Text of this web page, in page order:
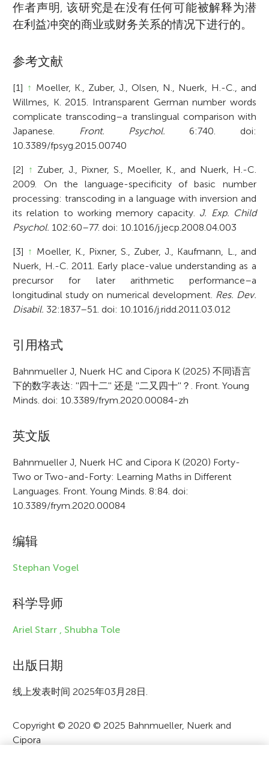
作者声明, 该研究是在没有任何可能被解释为潜
在利益冲突的商业或财务关系的情况下进行的。
参考文献
[1] ↑ Moeller, K., Zuber, J., Olsen, N., Nuerk, H.-C., and
Willmes, K. 2015. Intransparent German number words
complicate transcoding–a translingual comparison with
Japanese. Front. Psychol. 6:740. doi:
10.3389/fpsyg.2015.00740
[2] ↑ Zuber, J., Pixner, S., Moeller, K., and Nuerk, H.-C.
2009. On the language-specificity of basic number
processing: transcoding in a language with inversion and
its relation to working memory capacity. J. Exp. Child
Psychol. 102:60–77. doi: 10.1016/j.jecp.2008.04.003
[3] ↑ Moeller, K., Pixner, S., Zuber, J., Kaufmann, L., and
Nuerk, H.-C. 2011. Early place-value understanding as a
precursor for later arithmetic performance–a
longitudinal study on numerical development. Res. Dev.
Disabil. 32:1837–51. doi: 10.1016/j.ridd.2011.03.012
A
r
t
c
l
e
i
f
o
m
a
i
o
引用格式
Bahnmueller J, Nuerk HC and Cipora K (2025) 不同语言
下的数字表达: ''四十二'' 还是 ''二又四十''？. Front. Young
Minds. doi: 10.3389/frym.2020.00084-zh
英文版
Bahnmueller J, Nuerk HC and Cipora K (2020) Forty-
Two or Two-and-Forty: Learning Maths in Different
Languages. Front. Young Minds. 8:84. doi:
10.3389/frym.2020.00084
编辑
Stephan Vogel
科学导师
Ariel Starr , Shubha Tole
出版日期
线上发表时间 2025年03月28日.
Copyright © 2020 © 2025 Bahnmueller, Nuerk and
Cipora